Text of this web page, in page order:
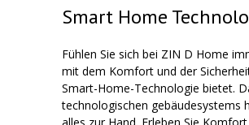
Smart Home
Fühlen Sie sich bei ZIN D Home
mit dem Komfort und der
Smart-Home-Technologie bietet.
technologischen gebäudesystems